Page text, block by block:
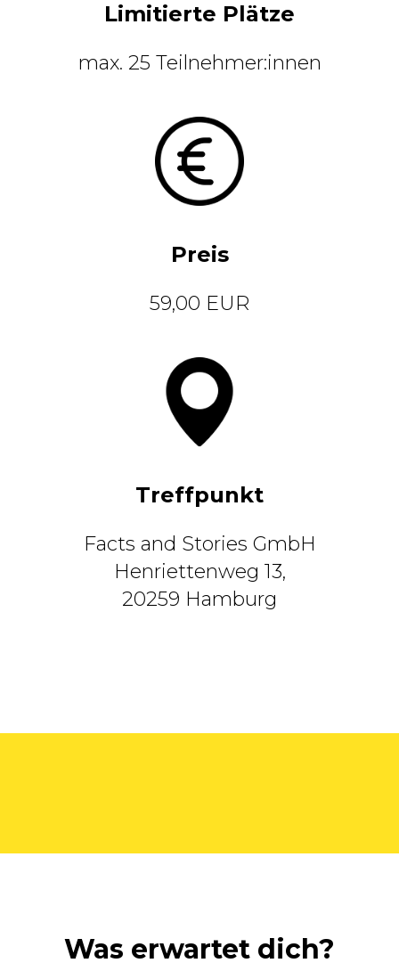
Limitierte Plätze
max. 25 Teilnehmer:innen
Preis
59,00 EUR
Treffpunkt
Facts and Stories GmbH
Henriettenweg 13,
20259 Hamburg
Was erwartet dich?